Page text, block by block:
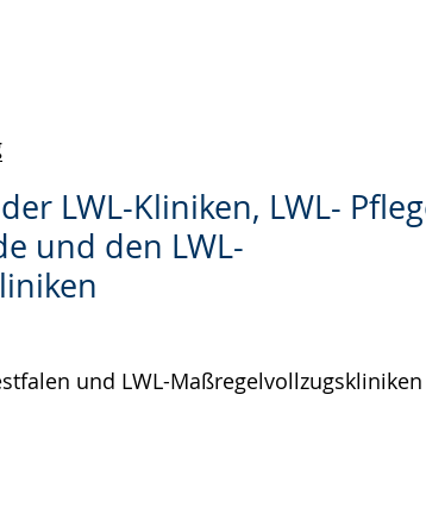
LWL-Kliniken, LWL-
und den LWL-
und LWL-Maßregelvollzugskliniken